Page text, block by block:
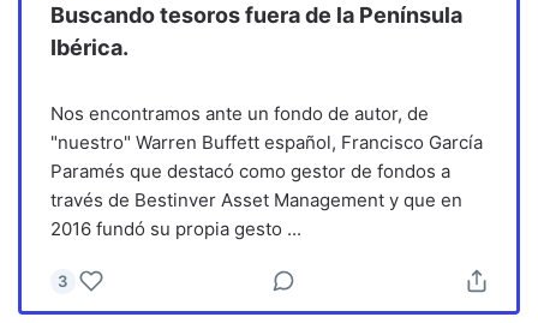
Buscando tesoros fuera de la Península
Ibérica.
Nos encontramos ante un fondo de autor, de
"nuestro" Warren Buffett español, Francisco García
Paramés que destacó como gestor de fondos a
través de Bestinver Asset Management y que en
2016 fundó su propia gesto ...
3